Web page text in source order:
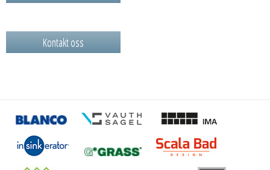
Kontakt oss